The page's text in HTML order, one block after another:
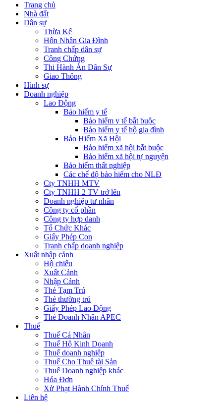
Trang chủ
Nhà đất
Dân sự
Thừa Kế
Hôn Nhân Gia Đình
Tranh chấp dân sự
Công Chứng
Thi Hành Án Dân Sự
Giao Thông
Hình sự
Doanh nghiệp
Lao Động
Bảo hiểm y tế
Bảo hiểm y tế bắt buộc
Bảo hiểm y tế hộ gia đình
Bảo Hiểm Xã Hội
Bảo hiểm xã hội bắt buộc
Bảo hiểm xã hội tự nguyện
Bảo hiểm thất nghiệp
Các chế độ bảo hiểm cho NLĐ
Cty TNHH MTV
Cty TNHH 2 TV trở lên
Doanh nghiệp tư nhân
Công ty cổ phần
Công ty hợp danh
Tổ Chức Khác
Giấy Phép Con
Tranh chấp doanh nghiệp
Xuất nhập cảnh
Hộ chiếu
Xuất Cảnh
Nhập Cảnh
Thẻ Tạm Trú
Thẻ thường trú
Giấy Phép Lao Động
Thẻ Doanh Nhân APEC
Thuế
Thuế Cá Nhân
Thuế Hộ Kinh Doanh
Thuế doanh nghiệp
Thuế Cho Thuê tài Sản
Thuế Doanh nghiệp khác
Hóa Đơn
Xử Phạt Hành Chính Thuế
Liên hệ